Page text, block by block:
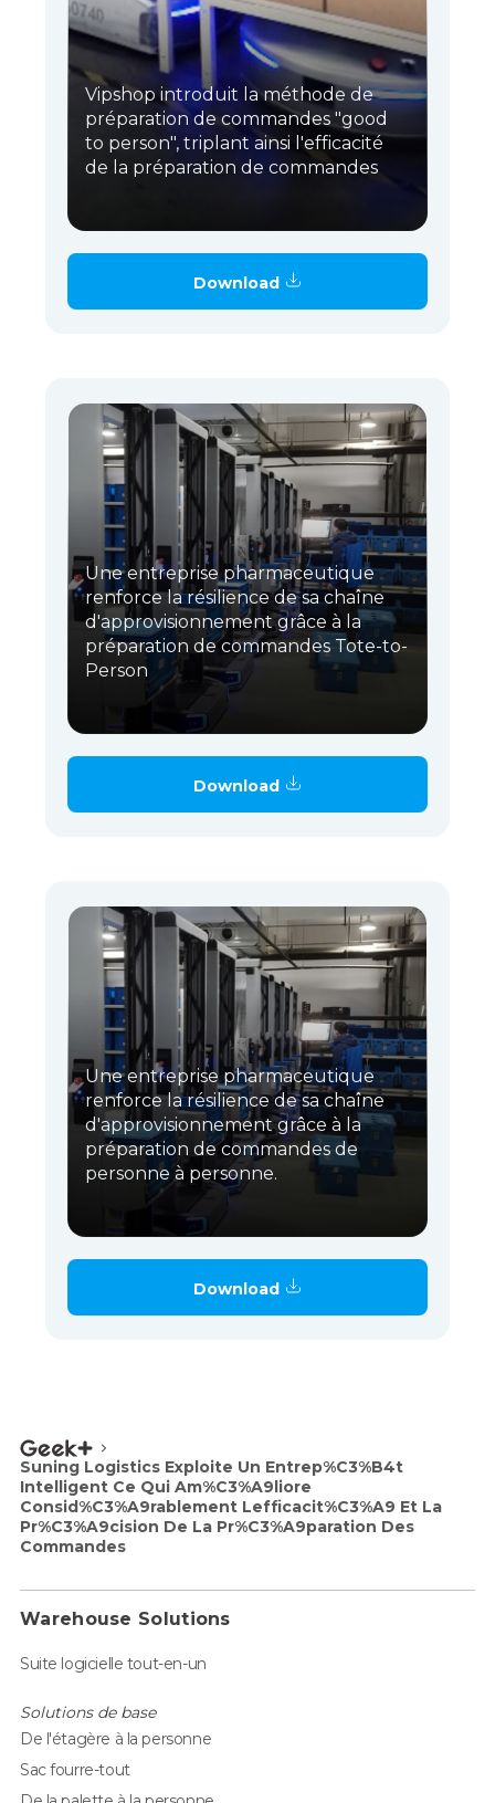
Vipshop introduit la méthode de
préparation de commandes "good
to person", triplant ainsi l'efficacité
de la préparation de commandes
Download
Une entreprise pharmaceutique
renforce la résilience de sa chaîne
d'approvisionnement grâce à la
préparation de commandes Tote-to-
Person
Download
Une entreprise pharmaceutique
renforce la résilience de sa chaîne
d'approvisionnement grâce à la
préparation de commandes de
personne à personne.
Download
Suning Logistics Exploite Un Entrep%C3%B4t
Intelligent Ce Qui Am%C3%A9liore
Consid%C3%A9rablement Lefficacit%C3%A9 Et La
Pr%C3%A9cision De La Pr%C3%A9paration Des
Commandes
Warehouse Solutions
Suite logicielle tout-en-un
Solutions de base
De l'étagère à la personne
Sac fourre-tout